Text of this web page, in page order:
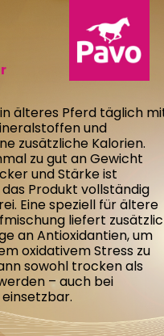
älteres Pferd täglich
und
zusätzliche Kalorien.
zu gut an Gewicht
und Stärke ist
Produkt vollständig
Eine speziell für ältere
liefert
an Antioxidantien, um
oxidativem Stress zu
sowohl trocken als
– auch bei